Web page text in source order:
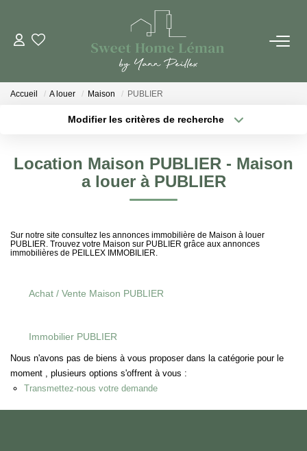
ACHETER
LES AGENCES
CONTACT
EN
Accueil A louer Maison PUBLIER
Modifier les critères de recherche
Plus de critères Créer une alerte
Location Maison PUBLIER - Maison
a louer à PUBLIER
Sur notre site consultez les annonces immobilière de Maison à louer
PUBLIER. Trouvez votre Maison sur PUBLIER grâce aux annonces
immobilières de PEILLEX IMMOBILIER.
Achat / Vente Maison PUBLIER
Immobilier PUBLIER
Nous n'avons pas de biens à vous proposer dans la catégorie pour le
moment , plusieurs options s'offrent à vous :
Transmettez-nous votre demande